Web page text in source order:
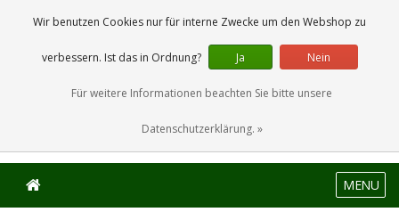
0 Artikel
MENU
Wir benutzen Cookies nur für interne Zwecke um den Webshop zu
verbessern. Ist das in Ordnung? Ja Nein
Für weitere Informationen beachten Sie bitte unsere
Datenschutzerklärung. »